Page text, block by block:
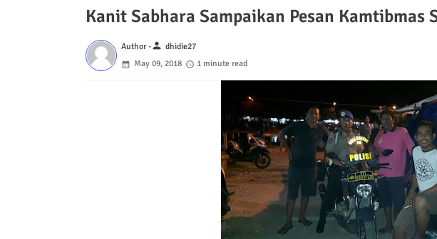
Kanit Sabhara Sampaikan Pesan Kamtibmas
Author -person dhidie27
May 09, 2018
1 minute read